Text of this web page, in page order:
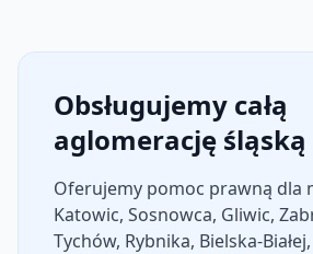
Obsługujemy całą
aglomerację śląską
Oferujemy pomoc prawną dla
Katowic, Sosnowca, Gliwic,
Tychów, Rybnika, Bielska-